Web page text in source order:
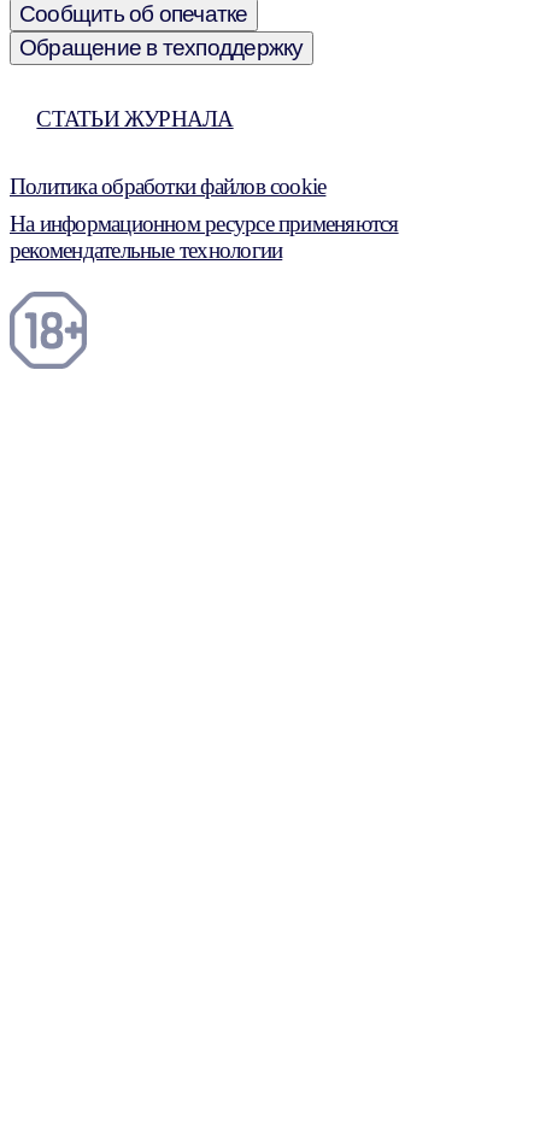
Сообщить об опечатке
Обращение в техподдержку
СТАТЬИ ЖУРНАЛА
Политика обработки файлов cookie
На информационном ресурсе применяются
рекомендательные технологии